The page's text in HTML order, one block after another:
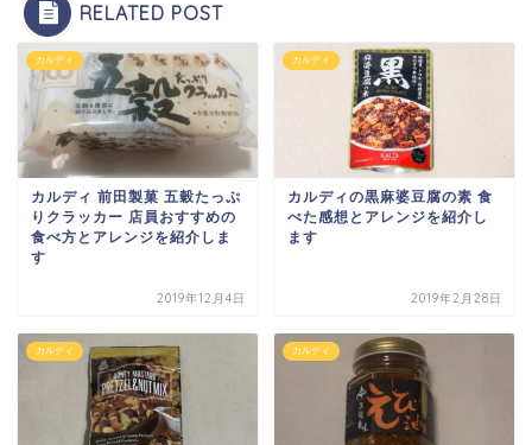
RELATED POST
カルディ
カルディ 前田製菓 五穀たっぷ
りクラッカー 店員おすすめの
食べ方とアレンジを紹介しま
す
2019年12月4日
カルディ
カルディの黒麻婆豆腐の素 食
べた感想とアレンジを紹介し
ます
2019年2月28日
カルディ カルディ